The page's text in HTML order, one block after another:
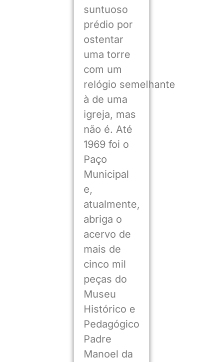
suntuoso
prédio por
ostentar
uma torre
com um
relógio semelhante
à de uma
igreja, mas
não é. Até
1969 foi o
Paço
Municipal
e,
atualmente,
abriga o
acervo de
mais de
cinco mil
peças do
Museu
Histórico e
Pedagógico
Padre
Manoel da